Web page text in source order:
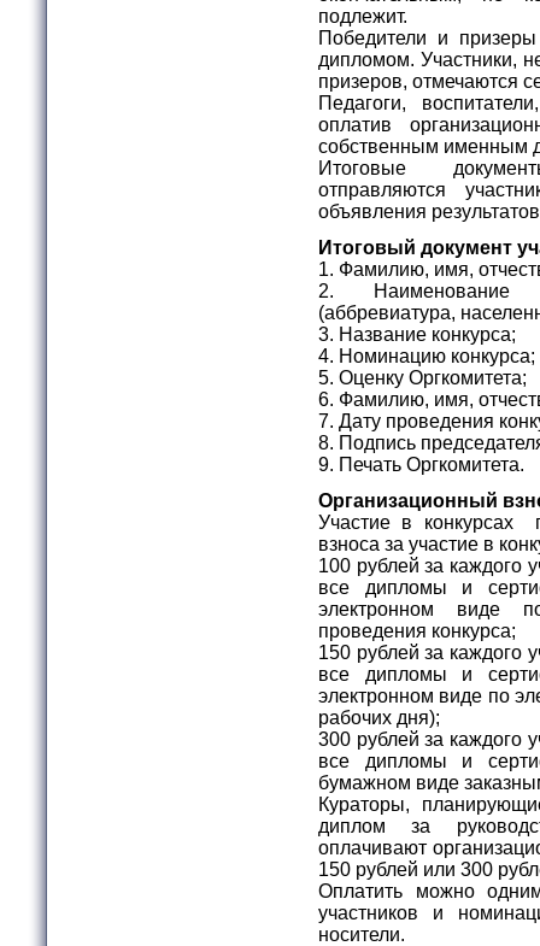
подлежит.
Победители и
дипломом. Участники,
призеров, отмечаются
Педагоги,
оплатив
собственным именным
Итоговые
отправляются
объявления
Итоговый документ
1. Фамилию, имя,
2. Наименование
(аббревиатура,
3. Название конкурса;
4. Номинацию конкурса;
5. Оценку Оргкомитета;
6. Фамилию, имя,
7. Дату проведения
8. Подпись
9. Печать Оргкомитета.
Организационный
Участие в конкурсах
взноса за участие в
100 рублей за каждого
все дипломы и
электронном виде
проведения конкурса;
150 рублей за каждого
все дипломы и
электронном виде по
рабочих дня);
300 рублей за каждого
все дипломы и
бумажном виде
Кураторы,
диплом за
оплачивают
150 рублей или 300
Оплатить можно
участников и
носители.